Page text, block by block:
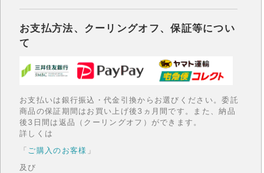
お支払方法、クーリングオフ、保証等につい
て
お支払いは銀行振込・代金引換からお選びください。委託
商品の保証期間はお買い上げ後3ヵ月間です。また、納品
後3日間は返品（クーリングオフ）ができます。
詳しくは
「ご購入のお客様 」
及び